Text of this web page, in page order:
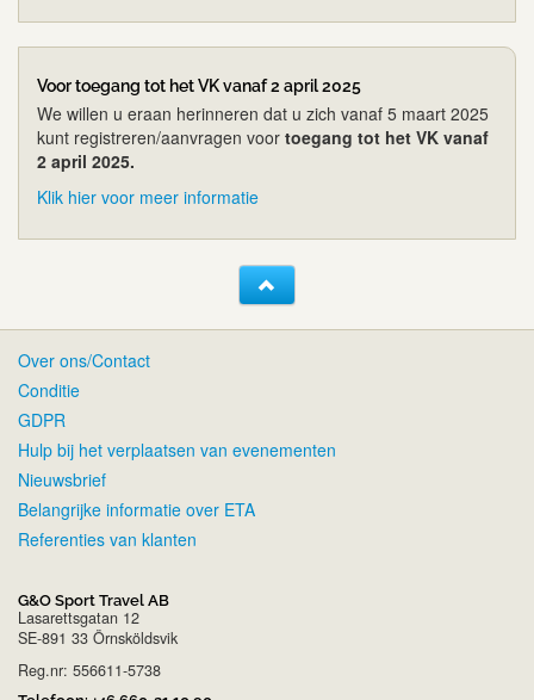
Voor toegang tot het VK vanaf 2 april 2025
We willen u eraan herinneren dat u zich vanaf 5 maart 2025
kunt registreren/aanvragen voor toegang tot het VK vanaf
2 april 2025.
Klik hier voor meer informatie
Over ons/Contact
Conditie
GDPR
Hulp bij het verplaatsen van evenementen
Nieuwsbrief
Belangrijke informatie over ETA
Referenties van klanten
G&O Sport Travel AB
Lasarettsgatan 12
SE-891 33 Örnsköldsvik
Reg.nr: 556611-5738